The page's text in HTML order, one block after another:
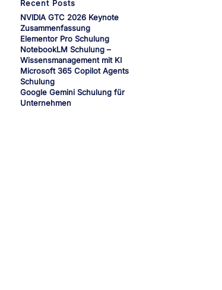
Recent Posts
NVIDIA GTC 2026 Keynote
Zusammenfassung
Elementor Pro Schulung
NotebookLM Schulung –
Wissensmanagement mit KI
Microsoft 365 Copilot Agents
Schulung
Google Gemini Schulung für
Unternehmen